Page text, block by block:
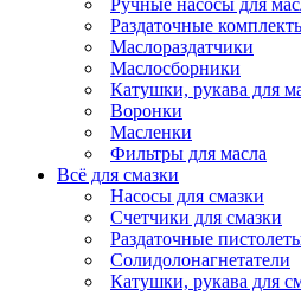
Ручные насосы для
Раздаточные
Маслораздатчики
Маслосборники
Катушки, рукава для
Воронки
Масленки
Фильтры для масла
Всё для смазки
Насосы для смазки
Счетчики для смазки
Раздаточные
Солидолонагнетатели
Катушки, рукава для